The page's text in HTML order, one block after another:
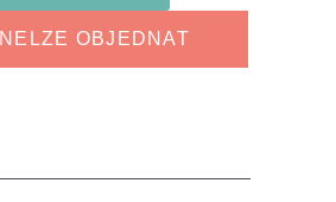
NELZE OBJEDNAT